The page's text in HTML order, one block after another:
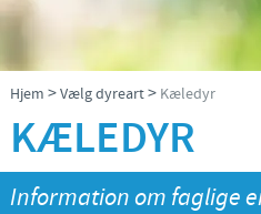
Hjem >Vælg dyreart> Kæledyr
KÆLEDYR
Information om faglige